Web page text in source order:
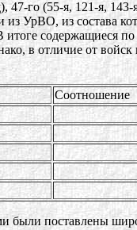
го (55-я, 121-я, 143-
из УрВО, из состава
содержащиеся
в отличие от
Соотношение
были поставлены